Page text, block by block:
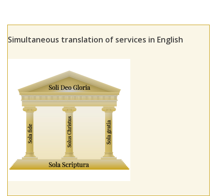
Simultaneous translation of services in English